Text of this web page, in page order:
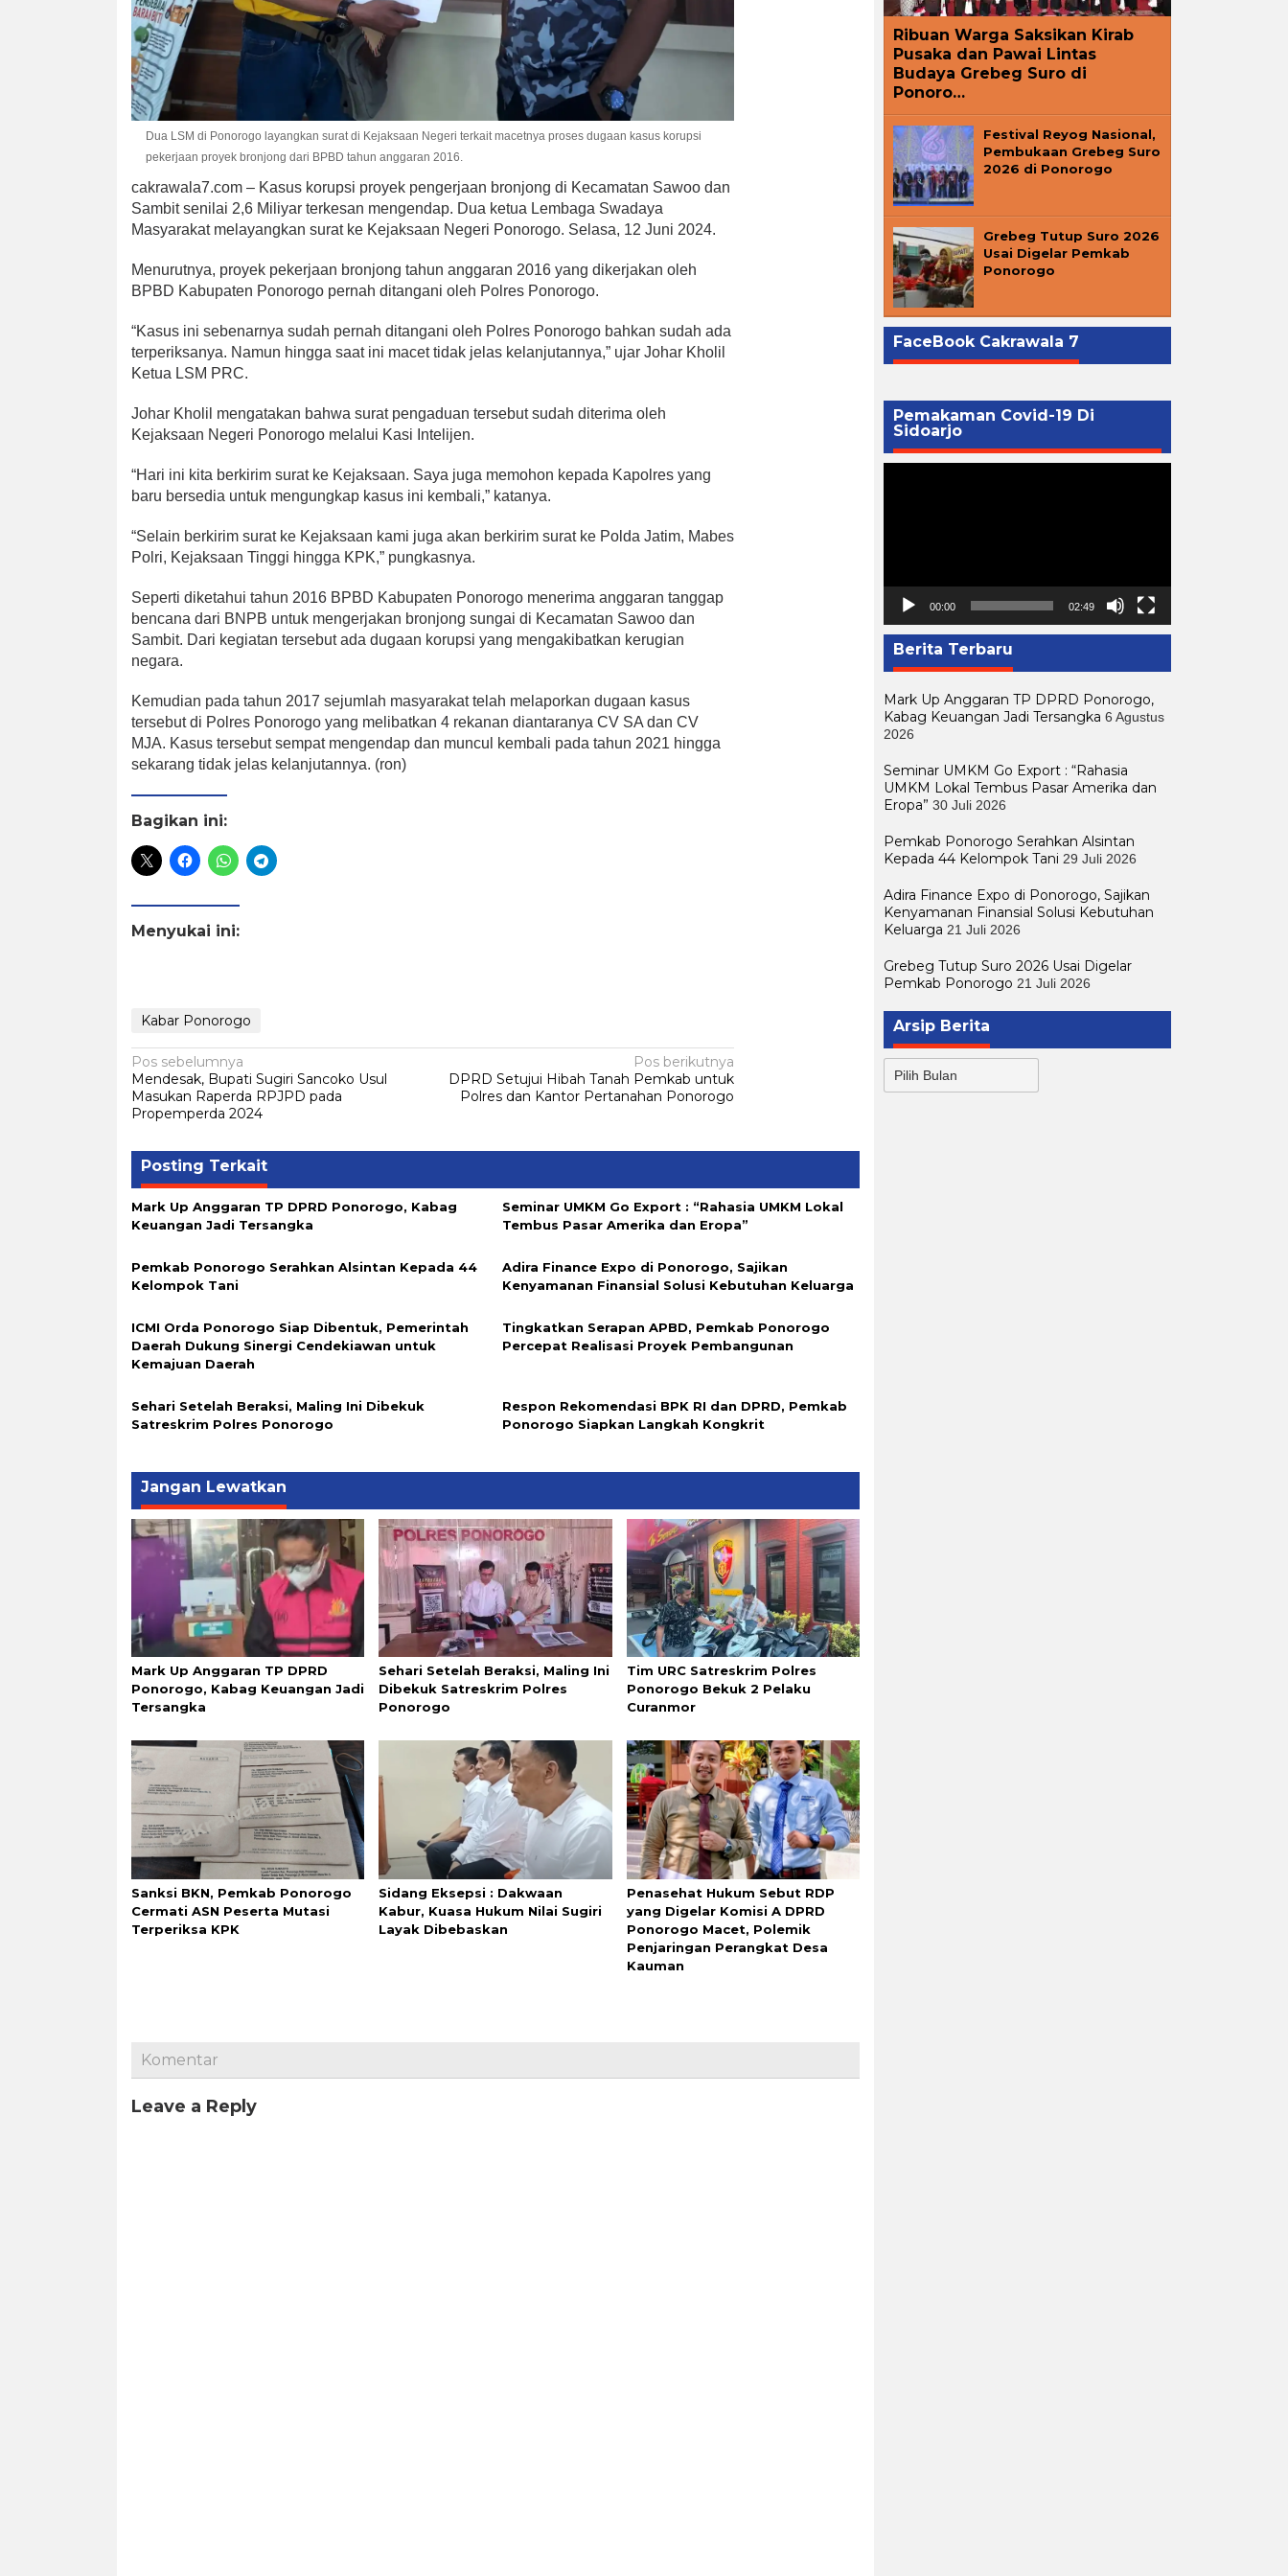
Dua LSM di Ponorogo layangkan surat di Kejaksaan Negeri terkait macetnya proses dugaan kasus korupsi
pekerjaan proyek bronjong dari BPBD tahun anggaran 2016.
cakrawala7.com – Kasus korupsi proyek pengerjaan bronjong di Kecamatan Sawoo dan
Sambit senilai 2,6 Miliyar terkesan mengendap. Dua ketua Lembaga Swadaya
Masyarakat melayangkan surat ke Kejaksaan Negeri Ponorogo. Selasa, 12 Juni 2024.
Menurutnya, proyek pekerjaan bronjong tahun anggaran 2016 yang dikerjakan oleh
BPBD Kabupaten Ponorogo pernah ditangani oleh Polres Ponorogo.
“Kasus ini sebenarnya sudah pernah ditangani oleh Polres Ponorogo bahkan sudah ada
terperiksanya. Namun hingga saat ini macet tidak jelas kelanjutannya,” ujar Johar Kholil
Ketua LSM PRC.
Johar Kholil mengatakan bahwa surat pengaduan tersebut sudah diterima oleh
Kejaksaan Negeri Ponorogo melalui Kasi Intelijen.
“Hari ini kita berkirim surat ke Kejaksaan. Saya juga memohon kepada Kapolres yang
baru bersedia untuk mengungkap kasus ini kembali,” katanya.
“Selain berkirim surat ke Kejaksaan kami juga akan berkirim surat ke Polda Jatim, Mabes
Polri, Kejaksaan Tinggi hingga KPK,” pungkasnya.
Seperti diketahui tahun 2016 BPBD Kabupaten Ponorogo menerima anggaran tanggap
bencana dari BNPB untuk mengerjakan bronjong sungai di Kecamatan Sawoo dan
Sambit. Dari kegiatan tersebut ada dugaan korupsi yang mengakibatkan kerugian
negara.
Kemudian pada tahun 2017 sejumlah masyarakat telah melaporkan dugaan kasus
tersebut di Polres Ponorogo yang melibatkan 4 rekanan diantaranya CV SA dan CV
MJA. Kasus tersebut sempat mengendap dan muncul kembali pada tahun 2021 hingga
sekarang tidak jelas kelanjutannya. (ron)
Bagikan ini:
Menyukai ini:
Kabar Ponorogo
Navigasi
pos
Pos sebelumnya
Mendesak, Bupati Sugiri Sancoko Usul
Masukan Raperda RPJPD pada
Propemperda 2024
Pos berikutnya
DPRD Setujui Hibah Tanah Pemkab untuk
Polres dan Kantor Pertanahan Ponorogo
Posting Terkait
Mark Up Anggaran TP DPRD Ponorogo, Kabag
Keuangan Jadi Tersangka
Seminar UMKM Go Export : “Rahasia UMKM Lokal
Tembus Pasar Amerika dan Eropa”
Pemkab Ponorogo Serahkan Alsintan Kepada 44
Kelompok Tani
Adira Finance Expo di Ponorogo, Sajikan
Kenyamanan Finansial Solusi Kebutuhan Keluarga
ICMI Orda Ponorogo Siap Dibentuk, Pemerintah
Daerah Dukung Sinergi Cendekiawan untuk
Kemajuan Daerah
Tingkatkan Serapan APBD, Pemkab Ponorogo
Percepat Realisasi Proyek Pembangunan
Sehari Setelah Beraksi, Maling Ini Dibekuk
Satreskrim Polres Ponorogo
Respon Rekomendasi BPK RI dan DPRD, Pemkab
Ponorogo Siapkan Langkah Kongkrit
Jangan Lewatkan
Mark Up Anggaran TP DPRD
Ponorogo, Kabag Keuangan Jadi
Tersangka
Sehari Setelah Beraksi, Maling Ini
Dibekuk Satreskrim Polres
Ponorogo
Tim URC Satreskrim Polres
Ponorogo Bekuk 2 Pelaku
Curanmor
Sanksi BKN, Pemkab Ponorogo
Cermati ASN Peserta Mutasi
Terperiksa KPK
Sidang Eksepsi : Dakwaan
Kabur, Kuasa Hukum Nilai Sugiri
Layak Dibebaskan
Penasehat Hukum Sebut RDP
yang Digelar Komisi A DPRD
Ponorogo Macet, Polemik
Penjaringan Perangkat Desa
Kauman
Komentar
Leave a Reply
Ribuan Warga Saksikan Kirab
Pusaka dan Pawai Lintas
Budaya Grebeg Suro di
Ponoro…
Festival Reyog Nasional,
Pembukaan Grebeg Suro
2026 di Ponorogo
Grebeg Tutup Suro 2026
Usai Digelar Pemkab
Ponorogo
FaceBook Cakrawala 7
Pemakaman Covid-19 Di
Sidoarjo
00:00 02:49
Berita Terbaru
Mark Up Anggaran TP DPRD Ponorogo,
Kabag Keuangan Jadi Tersangka 6 Agustus
2026
Seminar UMKM Go Export : “Rahasia
UMKM Lokal Tembus Pasar Amerika dan
Eropa” 30 Juli 2026
Pemkab Ponorogo Serahkan Alsintan
Kepada 44 Kelompok Tani 29 Juli 2026
Adira Finance Expo di Ponorogo, Sajikan
Kenyamanan Finansial Solusi Kebutuhan
Keluarga 21 Juli 2026
Grebeg Tutup Suro 2026 Usai Digelar
Pemkab Ponorogo 21 Juli 2026
Arsip Berita
Berita